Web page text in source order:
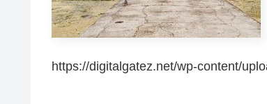
https://digitalgatez.net/wp-content/